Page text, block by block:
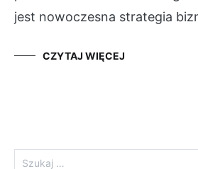
jest nowoczesna strategia
CZYTAJ WIĘCEJ
Szukaj: